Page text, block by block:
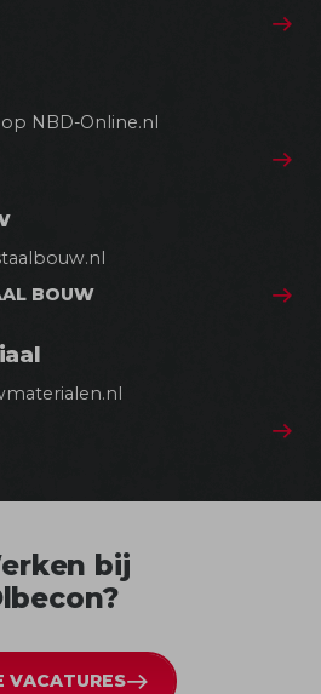
NBD-Online.nl
BOUW
bij
VACATURES